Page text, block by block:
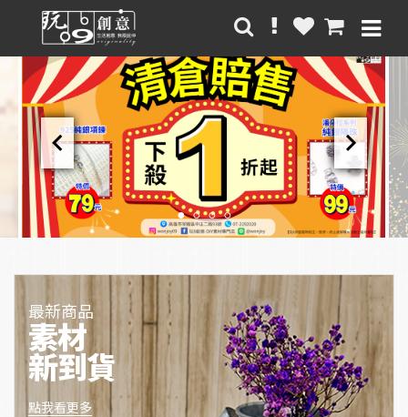
chevron_left chevron_right
最新商品
素材
新到貨
點我看更多